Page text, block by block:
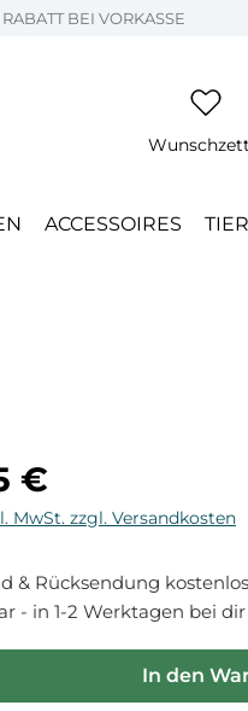
RABATT BEI VORKASSE
ACCESSOIRES
€
MwSt. zzgl. Versandkosten
& Rücksendung kostenlos
- in 1-2 Werktagen bei dir
In den